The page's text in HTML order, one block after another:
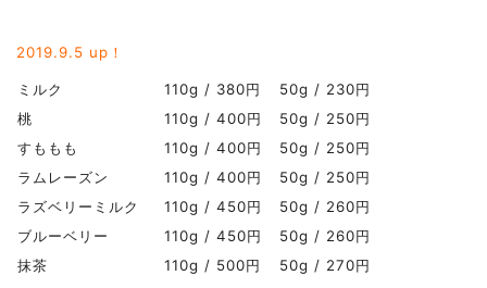
2019.9.5 up！
ミルク 110g / 380円
50g / 230円
桃
110g / 400円
50g / 250円
すももも
110g / 400円
50g / 250円
ラムレーズン
110g / 400円
50g / 250円
ラズベリーミルク
110g / 450円
50g / 260円
ブルーベリー
110g / 450円
50g / 260円
抹茶
110g / 500円
50g / 270円